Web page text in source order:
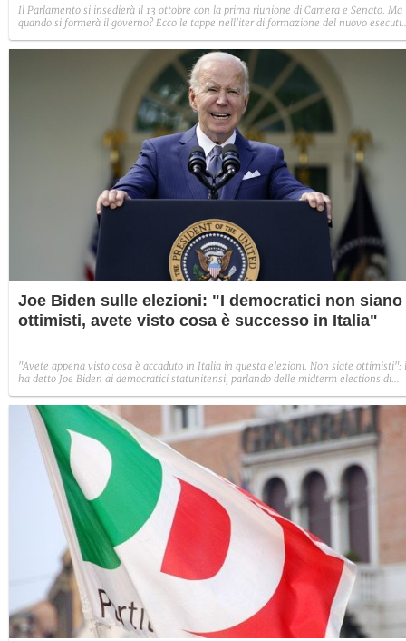
Il Parlamento si insedierà il 13 ottobre con la prima riunione di Camera e Senato. Ma
quando si formerà il governo? Ecco le tappe nell'iter di formazione del nuovo
Joe Biden sulle elezioni: "I democratici non siano
ottimisti, avete visto cosa è successo in Italia"
"Avete appena visto cosa è accaduto in Italia in questa elezioni. Non siate ottimisti":
ha detto Joe Biden ai democratici statunitensi, parlando delle midterm elections di